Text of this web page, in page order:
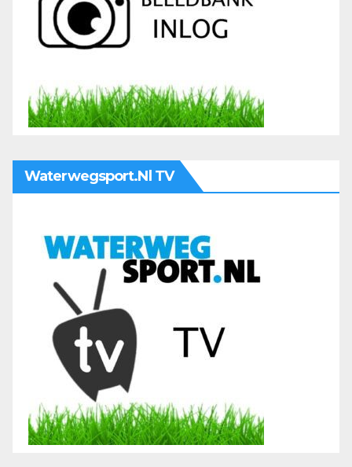
Waterwegsport.nl TV